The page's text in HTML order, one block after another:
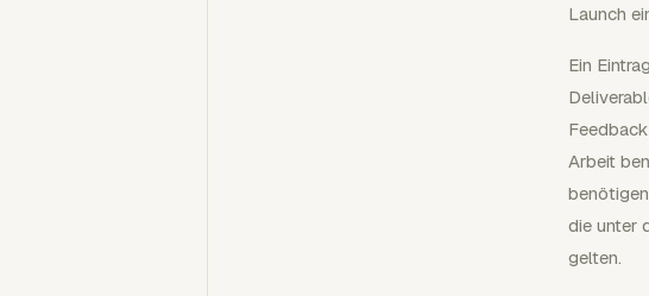
Launch
Ein
Arbeit
die unter
gelten.